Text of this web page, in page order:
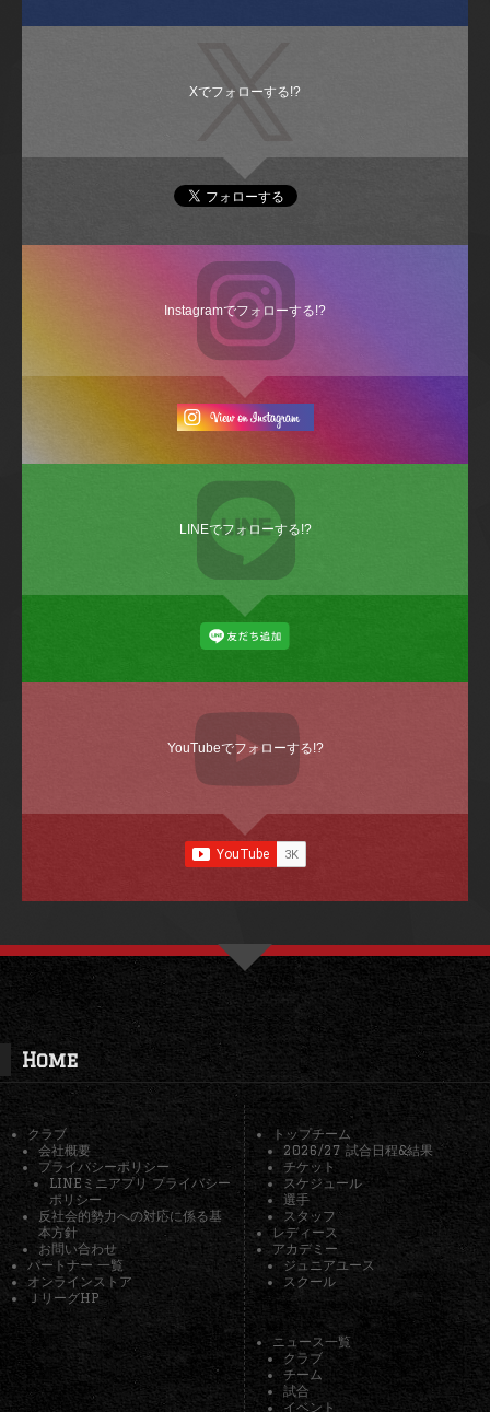
Xでフォローする!?
Instagramでフォローする!?
LINEでフォローする!?
YouTubeでフォローする!?
Home
クラブ
会社概要
プライバシーポリシー
LINEミニアプリ プライバシー
ポリシー
反社会的勢力への対応に係る基
本方針
お問い合わせ
パートナー 一覧
オンラインストア
ＪリーグHP
トップチーム
2026/27 試合日程&結果
チケット
スケジュール
選手
スタッフ
レディース
アカデミー
ジュニアユース
スクール
ニュース一覧
クラブ
チーム
試合
イベント